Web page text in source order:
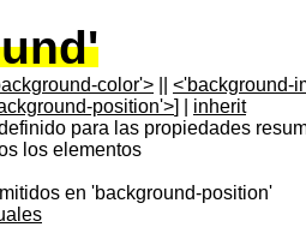
color'>
<'background-
position'>] | inherit
para las propiedades
los elementos
en 'background-position'